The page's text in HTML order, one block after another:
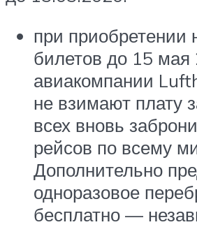
при приобретении
билетов до 15 мая
авиакомпании
не взимают плату
всех вновь
рейсов по всему
Дополнительно
одноразовое
бесплатно —